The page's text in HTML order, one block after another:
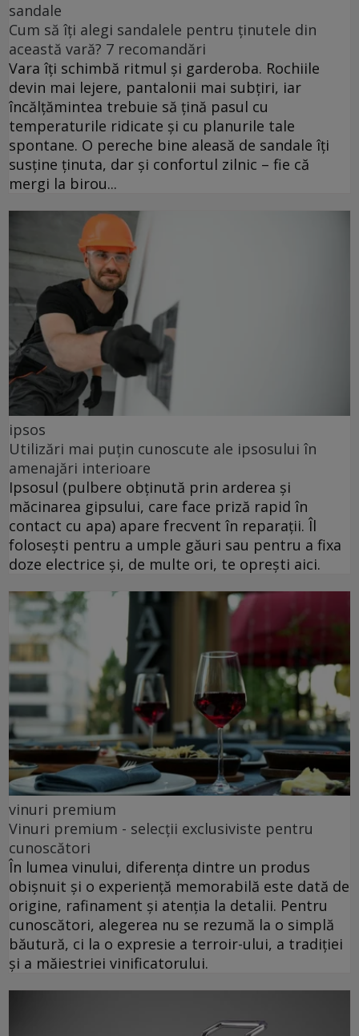
sandale
Cum să îți alegi sandalele pentru ținutele din
această vară? 7 recomandări
Vara îți schimbă ritmul și garderoba. Rochiile
devin mai lejere, pantalonii mai subțiri, iar
încălțămintea trebuie să țină pasul cu
temperaturile ridicate și cu planurile tale
spontane. O pereche bine aleasă de sandale îți
susține ținuta, dar și confortul zilnic – fie că
mergi la birou...
ipsos
Utilizări mai puțin cunoscute ale ipsosului în
amenajări interioare
Ipsosul (pulbere obținută prin arderea și
măcinarea gipsului, care face priză rapid în
contact cu apa) apare frecvent în reparații. Îl
folosești pentru a umple găuri sau pentru a fixa
doze electrice și, de multe ori, te oprești aici.
vinuri premium
Vinuri premium - selecții exclusiviste pentru
cunoscători
În lumea vinului, diferența dintre un produs
obișnuit și o experiență memorabilă este dată de
origine, rafinament și atenția la detalii. Pentru
cunoscători, alegerea nu se rezumă la o simplă
băutură, ci la o expresie a terroir-ului, a tradiției
și a măiestriei vinificatorului.